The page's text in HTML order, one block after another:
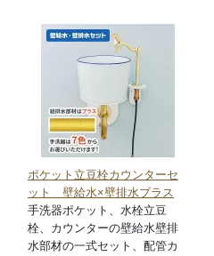
ポケット立豆栓カウンターセ
ット 壁給水×壁排水ブラス
手洗器ポケット、水栓立豆
栓、カウンターの壁給水壁排
水部材の一式セット、配管カ